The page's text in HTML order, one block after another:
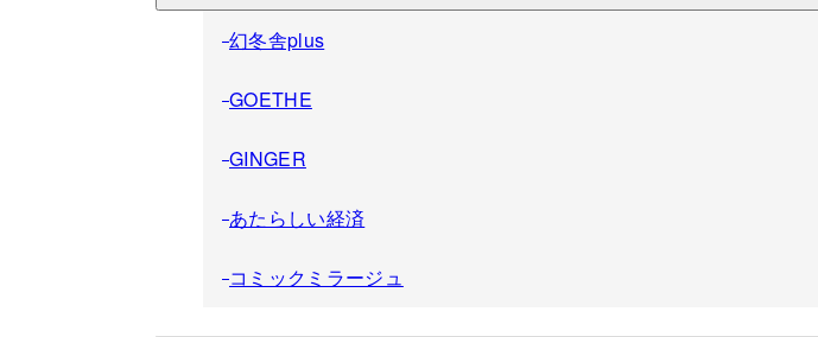
幻冬舎plus
GOETHE
GINGER
あたらしい経済
コミックミラージュ